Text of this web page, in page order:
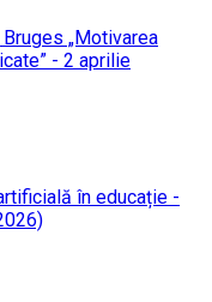
„Motivarea
- 2 aprilie
în educație -